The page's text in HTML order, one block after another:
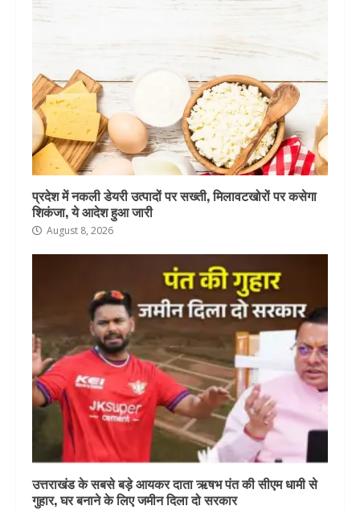
प्रदेश में नकली डेयरी उत्पादों पर सख्ती, मिलावटखोरों पर कसेगा
शिकंजा, ये आदेश हुआ जारी
August 8, 2026
उत्तराखंड के सबसे बड़े आयकर दाता ऋषभ पंत की सीएम धामी से
गुहार, घर बनाने के लिए जमीन दिला दो सरकार